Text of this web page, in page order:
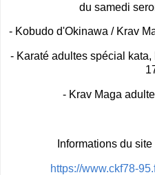
du samedi
- Kobudo d'Okinawa / Krav
- Karaté adultes spécial
- Krav Maga
Informations du
https://www.ckf78-